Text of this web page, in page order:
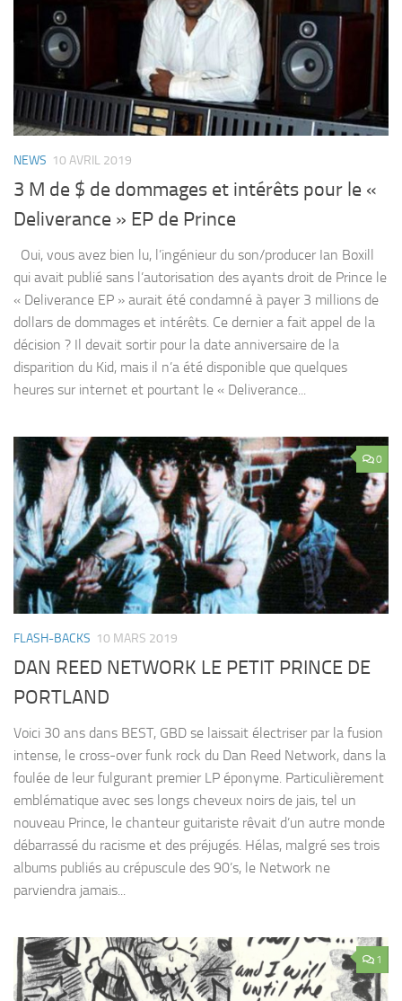
NEWS 10 AVRIL 2019
3 M de $ de dommages et intérêts pour le «
Deliverance » EP de Prince
Oui, vous avez bien lu, l’ingénieur du son/producer Ian Boxill
qui avait publié sans l’autorisation des ayants droit de Prince le
« Deliverance EP » aurait été condamné à payer 3 millions de
dollars de dommages et intérêts. Ce dernier a fait appel de la
décision ? Il devait sortir pour la date anniversaire de la
disparition du Kid, mais il n’a été disponible que quelques
heures sur internet et pourtant le « Deliverance...
0
FLASH-BACKS 10 MARS 2019
DAN REED NETWORK LE PETIT PRINCE DE
PORTLAND
Voici 30 ans dans BEST, GBD se laissait électriser par la fusion
intense, le cross-over funk rock du Dan Reed Network, dans la
foulée de leur fulgurant premier LP éponyme. Particulièrement
emblématique avec ses longs cheveux noirs de jais, tel un
nouveau Prince, le chanteur guitariste rêvait d’un autre monde
débarrassé du racisme et des préjugés. Hélas, malgré ses trois
albums publiés au crépuscule des 90’s, le Network ne
parviendra jamais...
1